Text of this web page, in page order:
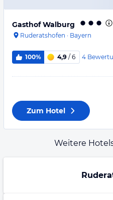
Gasthof Walburg
Ruderatshofen · Bayern
100% 4,9 / 6 4
Zum Hotel
Weitere